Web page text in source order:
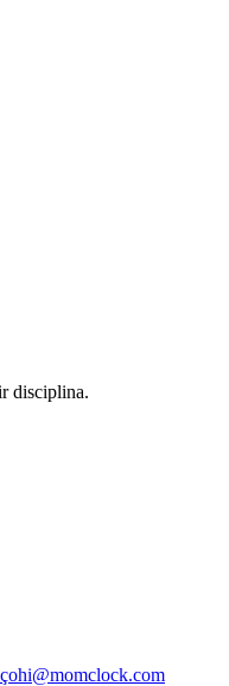
disciplina.
hi@momclock.com